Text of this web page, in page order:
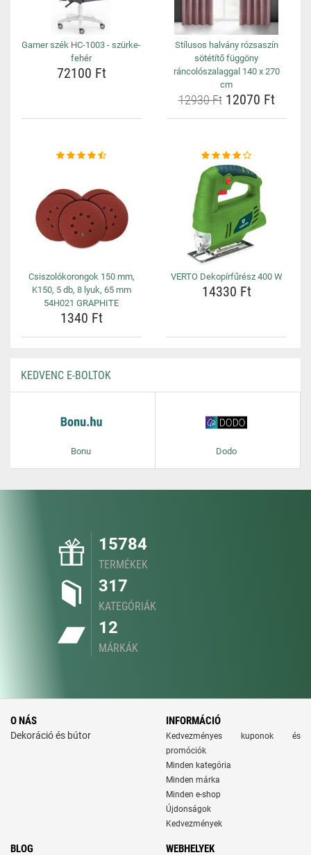
Gamer szék HC-1003 - szürke-
fehér
72100 Ft
Stílusos halvány rózsaszín
sötétítő függöny
ráncolószalaggal 140 x 270
cm
12930 Ft12070 Ft
Csiszolókorongok 150 mm,
K150, 5 db, 8 lyuk, 65 mm
54H021 GRAPHITE
1340 Ft
VERTO Dekopírfűrész 400 W
14330 Ft
KEDVENC E-BOLTOK
Bonu Dodo
15784
TERMÉKEK
317
KATEGÓRIÁK
12
MÁRKÁK
O NÁS
Dekoráció és bútor
INFORMÁCIÓ
Kedvezményes kuponok és
promóciók
Minden kategória
Minden márka
Minden e-shop
Újdonságok
Kedvezmények
BLOG WEBHELYEK